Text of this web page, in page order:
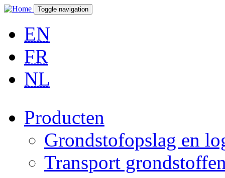
Overslaan en naar de inhoud gaan
Toggle navigation
EN
FR
NL
Producten
Grondstofopslag en
Transport